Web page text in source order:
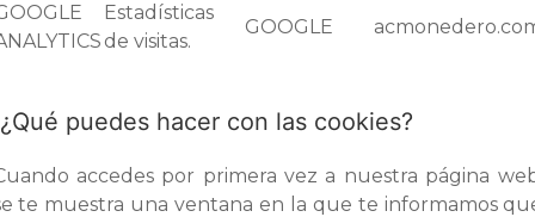
Estadísticas
de visitas.
GOOGLE
puedes hacer con las cookies?
accedes por primera vez a nuestra página
te muestra una ventana en la que te informamos